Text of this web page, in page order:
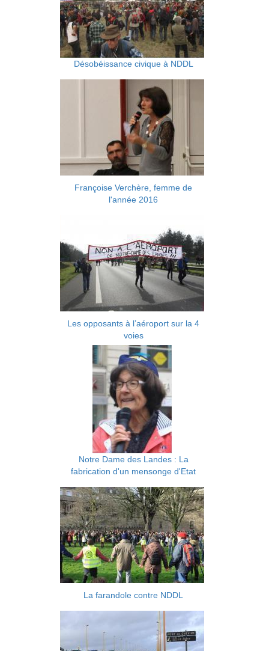
Désobéissance civique à NDDL
Françoise Verchère, femme de
l'année 2016
Les opposants à l’aéroport sur la 4
voies
Notre Dame des Landes : La
fabrication d'un mensonge d'Etat
La farandole contre NDDL